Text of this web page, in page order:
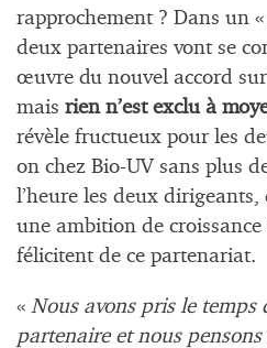
rapprochement ? Dans un «
deux partenaires vont se
œuvre du nouvel accord
mais rien n’est exclu à
révèle fructueux pour les
on chez Bio-UV sans plus
l’heure les deux
une ambition de
félicitent de ce partenariat.
« Nous avons pris le temps
partenaire et nous